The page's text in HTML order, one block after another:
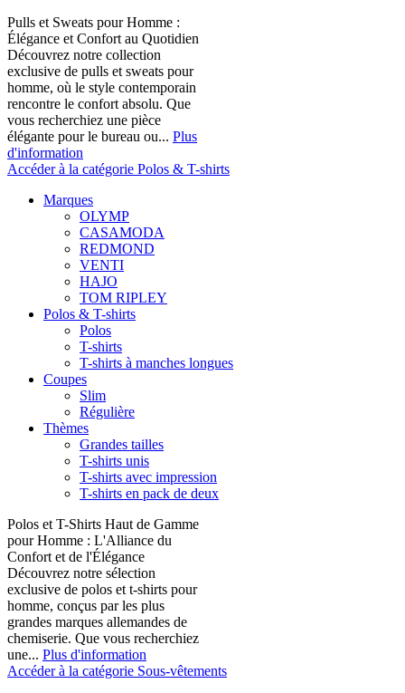
Pulls et Sweats pour Homme :
Élégance et Confort au Quotidien
Découvrez notre collection
exclusive de pulls et sweats pour
homme, où le style contemporain
rencontre le confort absolu. Que
vous recherchiez une pièce
élégante pour le bureau ou... Plus
d'information
Accéder à la catégorie Polos & T-shirts
Marques
OLYMP
CASAMODA
REDMOND
VENTI
HAJO
TOM RIPLEY
Polos & T-shirts
Polos
T-shirts
T-shirts à manches longues
Coupes
Slim
Régulière
Thèmes
Grandes tailles
T-shirts unis
T-shirts avec impression
T-shirts en pack de deux
Polos et T-Shirts Haut de Gamme
pour Homme : L'Alliance du
Confort et de l'Élégance
Découvrez notre sélection
exclusive de polos et t-shirts pour
homme, conçus par les plus
grandes marques allemandes de
chemiserie. Que vous recherchiez
une... Plus d'information
Accéder à la catégorie Sous-vêtements